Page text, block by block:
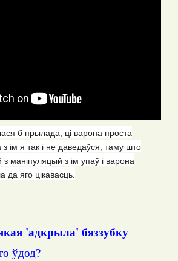
б прылада, ці варона проста
з ім я так і не даведаўся, таму што
маніпуляцый з ім упаў і варона
да яго цікавасць.
'адкрыла' бяззубку
ўдод?